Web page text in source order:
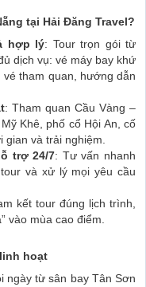
tại Hải Đăng Travel?
hợp lý: Tour trọn gói từ
dịch vụ: vé máy bay khứ
vé tham quan, hướng dẫn
: Tham quan Cầu Vàng –
Khê, phố cổ Hội An, cố
và trải nghiệm.
trợ 24/7: Tư vấn nhanh
và xử lý mọi yêu cầu
kết tour đúng lịch trình,
vào mùa cao điểm.
hoạt
ngày từ sân bay Tân Sơn